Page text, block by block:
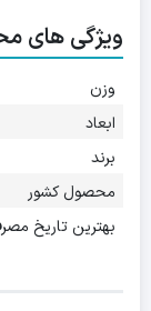
ویژگی های
وزن
ابعاد
برند
محصول کشور
بهترین تاریخ